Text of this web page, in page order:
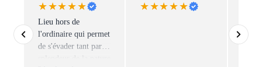
★★★★★
Lieu hors de
l'ordinaire qui permet
de s'évader tant par la
splendeur de la nature
★★★★★